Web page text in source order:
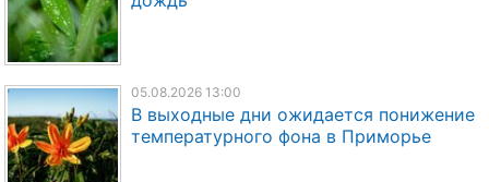
05.08.2026 13:00
В выходные дни ожидается понижение
температурного фона в Приморье